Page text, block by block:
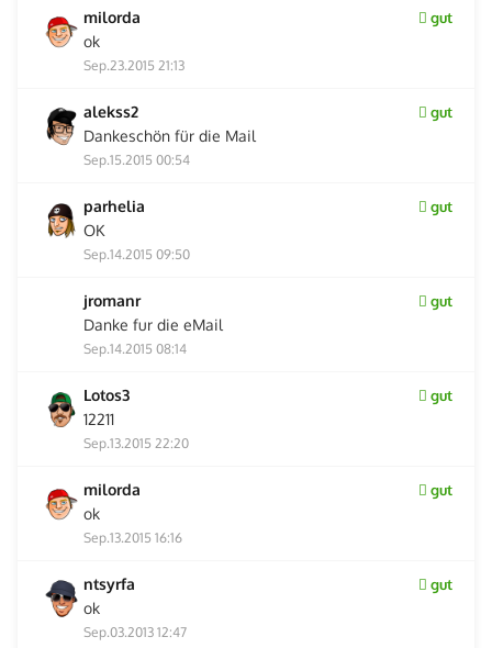
milorda gut
ok
Sep.23.2015 21:13
alekss2 gut
Dankeschön für die Mail
Sep.15.2015 00:54
parhelia gut
OK
Sep.14.2015 09:50
jromanr gut
Danke fur die eMail
Sep.14.2015 08:14
Lotos3 gut
12211
Sep.13.2015 22:20
milorda gut
ok
Sep.13.2015 16:16
ntsyrfa gut
ok
Sep.03.2013 12:47